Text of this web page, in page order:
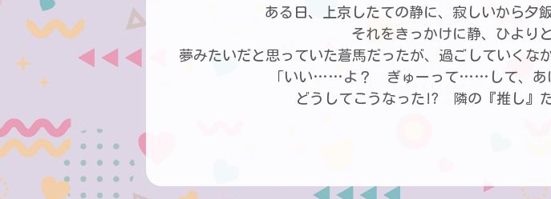
ある日、上京したての静に、寂しいから夕
それをきっかけに静、ひより
夢みたいだと思っていた蒼馬だったが、過ごしていく
「いい……よ？ ぎゅーって……して、あ
どうしてこうなった!? 隣の『推し』